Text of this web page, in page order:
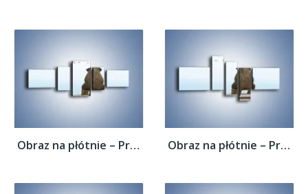
Obraz na płótnie – Przemyślenia słonia w... Obraz na płótnie – Przemyślenia słonia w...